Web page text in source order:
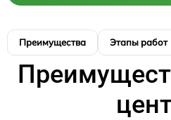
Преимущества Этапы работ